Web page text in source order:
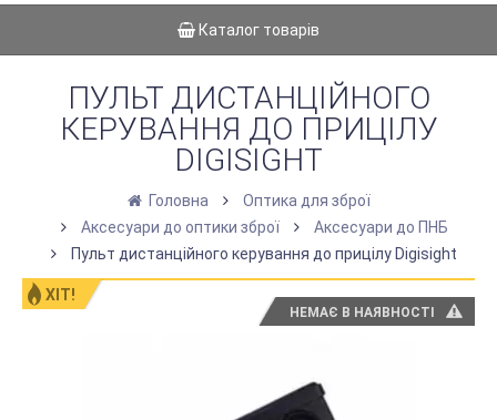
Каталог товарів
ПУЛЬТ ДИСТАНЦІЙНОГО
КЕРУВАННЯ ДО ПРИЦІЛУ
DIGISIGHT
Головна
Оптика для зброї
Аксесуари до оптики зброї
Аксесуари до ПНБ
Пульт дистанційного керування до прицілу Digisight
ХІТ!
НЕМАЄ В НАЯВНОСТІ